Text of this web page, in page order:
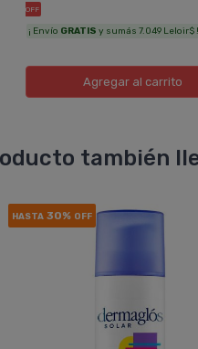
OFF
¡ Envío GRATIS y sumás 7.049 Leloir$ !
Agregaral carrito
también
HASTA 30% OFF